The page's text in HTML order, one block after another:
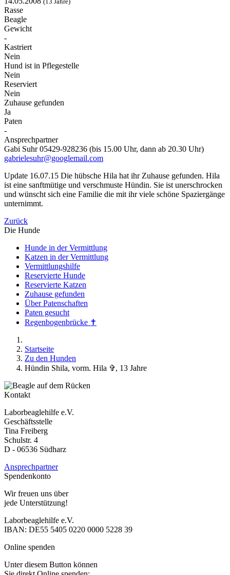
Rasse
Beagle
Gewicht
-
Kastriert
Nein
Hund ist in Pflegestelle
Nein
Reserviert
Nein
Zuhause gefunden
Ja
Paten
-
Ansprechpartner
Gabi Suhr 05429-928236 (bis 15.00 Uhr, dann ab 20.30 Uhr)
gabrielesuhr@googlemail.com
Update 16.07.15 Die hübsche Hila hat ihr Zuhause gefunden. Hila
ist eine sanftmütige und verschmuste Hündin. Sie ist unerschrocken
und wünscht sich eine Familie die mit ihr viele schöne Spaziergänge
unternimmt.
Zurück
Die Hunde
Hunde in der Vermittlung
Katzen in der Vermittlung
Vermittlungshilfe
Reservierte Hunde
Reservierte Katzen
Zuhause gefunden
Über Patenschaften
Paten gesucht
Regenbogenbrücke ✝
Startseite
Zu den Hunden
Hündin Shila, vorm. Hila ✞, 13 Jahre
Kontakt
Laborbeaglehilfe e.V.
Geschäftsstelle
Tina Freiberg
Schulstr. 4
D - 06536 Südharz
Ansprechpartner
Spendenkonto
Wir freuen uns über
jede Unterstützung!
Laborbeaglehilfe e.V.
IBAN: DE55 5405 0220 0000 5228 39
Online spenden
Unter diesem Button können